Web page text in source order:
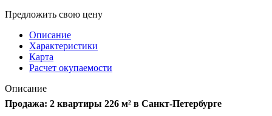
Предложить свою цену
Описание
Характеристики
Карта
Расчет окупаемости
Описание
Продажа: 2 квартиры 226 м² в Санкт-Петербурге